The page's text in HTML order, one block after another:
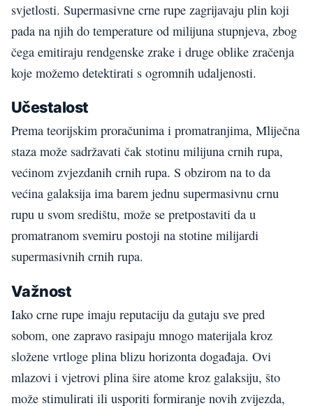
svjetlosti. Supermasivne crne rupe zagrijavaju plin koji
pada na njih do temperature od milijuna stupnjeva, zbog
čega emitiraju rendgenske zrake i druge oblike zračenja
koje možemo detektirati s ogromnih udaljenosti.
Učestalost
Prema teorijskim proračunima i promatranjima, Mliječna
staza može sadržavati čak stotinu milijuna crnih rupa,
većinom zvjezdanih crnih rupa. S obzirom na to da
većina galaksija ima barem jednu supermasivnu crnu
rupu u svom središtu, može se pretpostaviti da u
promatranom svemiru postoji na stotine milijardi
supermasivnih crnih rupa.
Važnost
Iako crne rupe imaju reputaciju da gutaju sve pred
sobom, one zapravo rasipaju mnogo materijala kroz
složene vrtloge plina blizu horizonta događaja. Ovi
mlazovi i vjetrovi plina šire atome kroz galaksiju, što
može stimulirati ili usporiti formiranje novih zvijezda,